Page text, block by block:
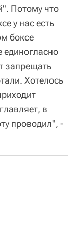
Потому что
у нас есть
боксе
единогласно
запрещать
Хотелось
в
проводил", -